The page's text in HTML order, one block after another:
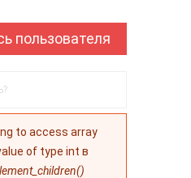
пользователя
об
to access array
of type int в